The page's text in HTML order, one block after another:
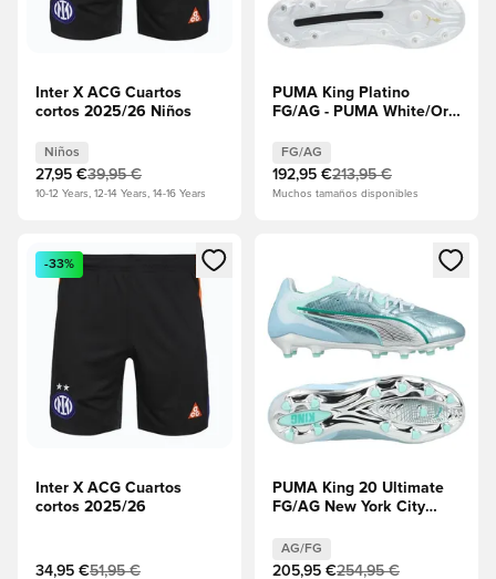
Inter X ACG Cuartos
cortos 2025/26 Niños
Niños
27,95 €39,95 €
10-12 Years, 12-14 Years, 14-16 Years
PUMA King Platino
FG/AG - PUMA White/Oro
EDICIÓN LIMITADA
FG/AG
192,95 €213,95 €
Muchos tamaños disponibles
Abre un modal para iniciar sesión o registrarse como
-33%
Inter X ACG Cuartos
cortos 2025/26
34,95 €51,95 €
Abre un modal para iniciar
PUMA King 20 Ultimate
FG/AG New York City
helado/Gelatina de
menta/Sparkling Green
AG/FG
205,95 €254,95 €